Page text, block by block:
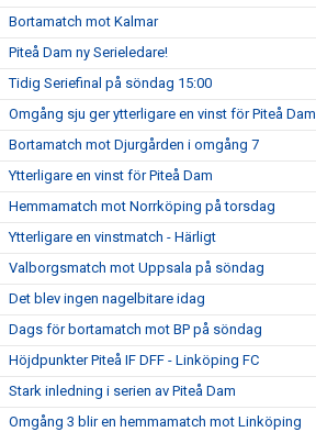
Bortamatch mot Kalmar
Piteå Dam ny Serieledare!
Tidig Seriefinal på söndag 15:00
Omgång sju ger ytterligare en vinst för Piteå Dam
Bortamatch mot Djurgården i omgång 7
Ytterligare en vinst för Piteå Dam
Hemmamatch mot Norrköping på torsdag
Ytterligare en vinstmatch - Härligt
Valborgsmatch mot Uppsala på söndag
Det blev ingen nagelbitare idag
Dags för bortamatch mot BP på söndag
Höjdpunkter Piteå IF DFF - Linköping FC
Stark inledning i serien av Piteå Dam
Omgång 3 blir en hemmamatch mot Linköping